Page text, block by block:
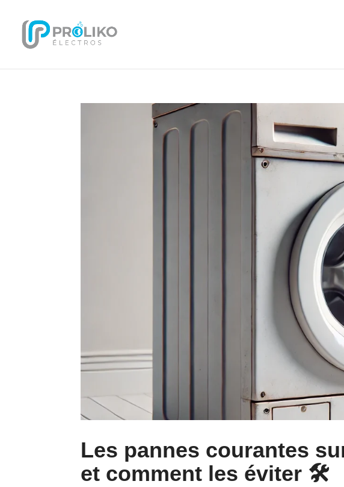
Les pannes courantes
et comment les éviter 🛠️